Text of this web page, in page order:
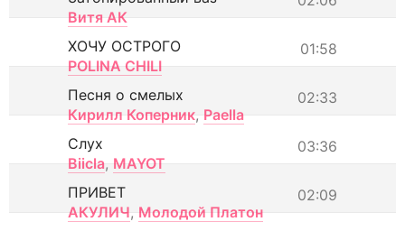
Витя АК
01:58
ХОЧУ ОСТРОГО
POLINA CHILI
02:33
Песня о смелых
Кирилл Коперник, Paella
03:36
Слух
Biicla, MAYOT
02:09
ПРИВЕТ
АКУЛИЧ, Молодой Платон